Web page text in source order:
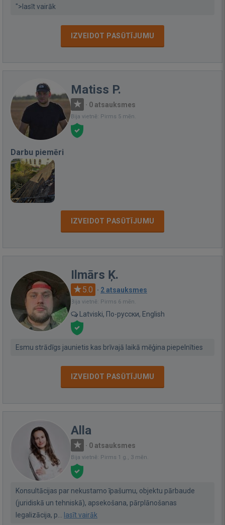
">lasīt vairāk
IZVEIDOT PASŪTĪJUMU
Matiss P.
· 0 atsauksmes
Bija vietnē: Pirms 5 mēn.
Darbu piemēri
IZVEIDOT PASŪTĪJUMU
Ilmārs Ķ.
5.0 · 2 atsauksmes
Bija vietnē: Pirms 6 mēn.
Latviski, По-русски, English
Esmu strādīgs jaunietis kas brīvajā laikā mēģina piepelnīties
IZVEIDOT PASŪTĪJUMU
Alla
· 0 atsauksmes
Bija vietnē: Pirms 1 g., 3 mēn.
Konsultācijas par nekustamo īpašumu, objektu pārbaude
(juridiskā un tehniskā), apsekošana, pārplānošanas
legalizācija, p... lasīt vairāk